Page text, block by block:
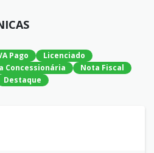
Pago
Licenciado
Concessionária
Nota Fiscal
Destaque